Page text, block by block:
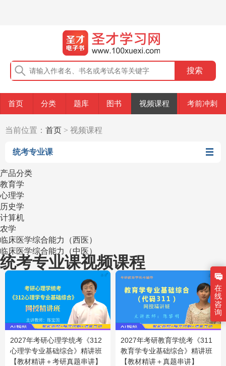
首页 分类 题库 图书 视频课程 考前冲刺
当前位置： 首页 > 视频课程
统考专业课
产品分类
教育学
心理学
历史学
计算机
农学
临床医学综合能力（西医）
临床医学综合能力（中医）
统考专业课视频课程
2027年考研心理学统考《312
心理学专业基础综合》精讲班
【教材精讲＋考研真题串讲】
2027年考研教育学统考《311
教育学专业基础综合》精讲班
【教材精讲＋真题串讲】
在
线
咨
询